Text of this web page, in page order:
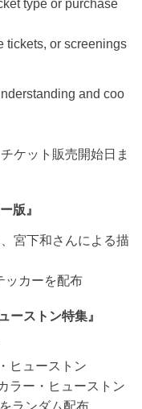
type or purchase
tickets, or screenings
and coo
ケット販売開始日ま
版』
宮下和さんによる描
ッカーを配布
ストン特集』
ヒューストン
ラー・ヒューストン